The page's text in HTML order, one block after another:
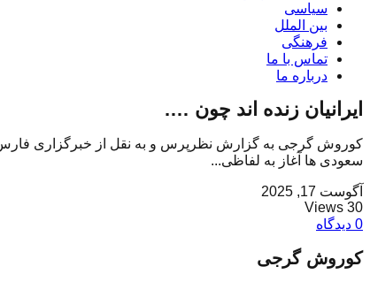
سیاسی
بین الملل
فرهنگی
تماس با ما
درباره ما
ایرانیان زنده اند چون ….
کوروش گرجی به گزارش نظرپرس و به نقل از خبرگزاری فارس:
سعودی ها آغاز به لفاظی...
آگوست 17, 2025
30 Views
0 دیدگاه
کوروش گرجی